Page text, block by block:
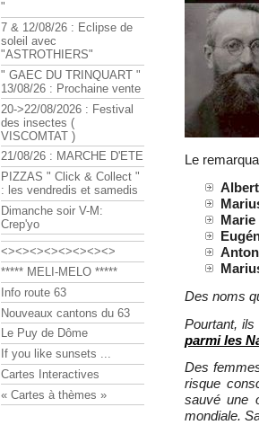
Le
Des noms
Pourtant,
parmi les
Des
risque
sauvé une
mondiale.
"
7 & 12/08/26 : Eclipse de
soleil avec
"ASTROTHIERS"
" GAEC DU TRINQUART "
13/08/26 : Prochaine vente
20->22/08/2026 : Festival
des insectes (
VISCOMTAT )
21/08/26 : MARCHE D'ETE
PIZZAS " Click & Collect "
: les vendredis et samedis
Dimanche soir V-M:
Crep'yo
<><><><><><><><>
***** MELI-MELO *****
Info route 63
Nouveaux cantons du 63
Le Puy de Dôme
If you like sunsets ...
Cartes Interactives
« Cartes à thèmes »